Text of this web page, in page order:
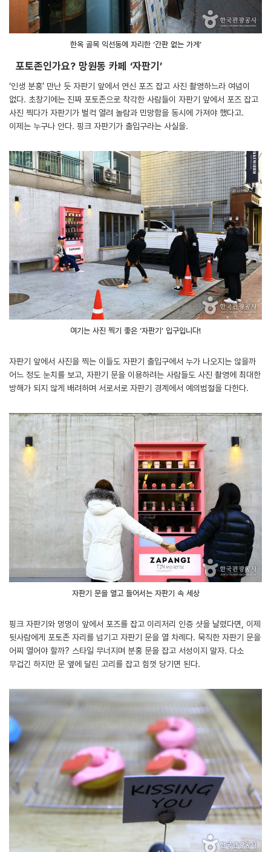
한옥 골목 익선동에 자리한 ‘간판 없는 가게’
포토존인가요? 망원동 카페 ‘자판기’
‘인생 분홍’ 만난 듯 자판기 앞에서 연신 포즈 잡고 사진 촬영하느라 여념이
없다. 초창기에는 진짜 포토존으로 착각한 사람들이 자판기 앞에서 포즈 잡고
사진 찍다가 자판기가 벌컥 열려 놀람과 민망함을 동시에 가져야 했다고.
이제는 누구나 안다. 핑크 자판기가 출입구라는 사실을.
여기는 사진 찍기 좋은 ‘자판기’ 입구입니다!
자판기 앞에서 사진을 찍는 이들도 자판기 출입구에서 누가 나오지는 않을까
어느 정도 눈치를 보고, 자판기 문을 이용하려는 사람들도 사진 촬영에 최대한
방해가 되지 않게 배려하며 서로서로 자판기 경계에서 예의범절을 다한다.
자판기 문을 열고 들어서는 자판기 속 세상
핑크 자판기와 멍멍이 앞에서 포즈를 잡고 이리저리 인증 샷을 날렸다면, 이제
뒷사람에게 포토존 자리를 넘기고 자판기 문을 열 차례다. 묵직한 자판기 문을
어찌 열어야 할까? 스타일 무너지며 분홍 문을 잡고 서성이지 말자. 다소
무겁긴 하지만 문 옆에 달린 고리를 잡고 힘껏 당기면 된다.